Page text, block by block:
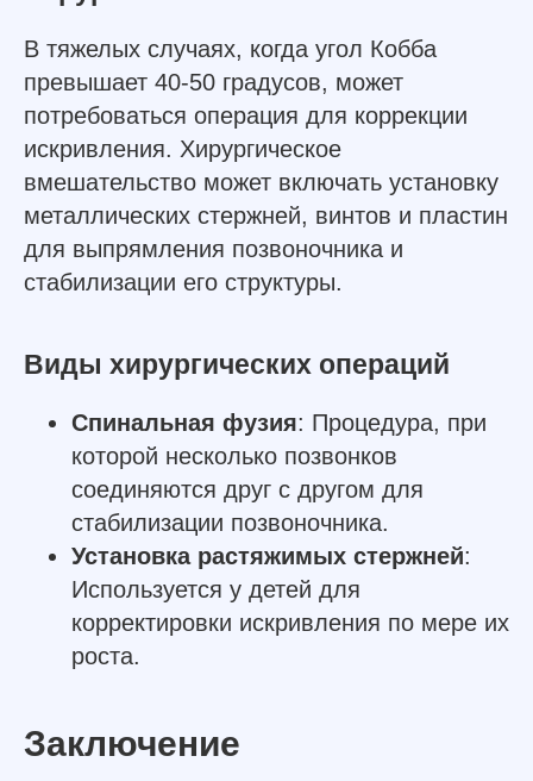
В тяжелых случаях, когда угол Кобба
превышает 40-50 градусов, может
потребоваться операция для коррекции
искривления. Хирургическое
вмешательство может включать установку
металлических стержней, винтов и пластин
для выпрямления позвоночника и
стабилизации его структуры.
Виды хирургических операций
Спинальная фузия: Процедура, при
которой несколько позвонков
соединяются друг с другом для
стабилизации позвоночника.
Установка растяжимых стержней:
Используется у детей для
корректировки искривления по мере их
роста.
Заключение